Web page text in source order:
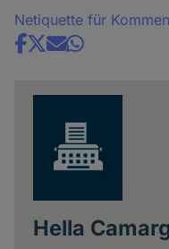
Netiquette für
Share
Hella